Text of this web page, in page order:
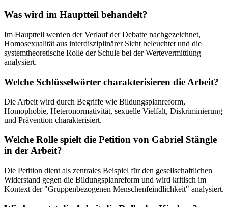
Was wird im Hauptteil behandelt?
Im Hauptteil werden der Verlauf der Debatte nachgezeichnet,
Homosexualität aus interdisziplinärer Sicht beleuchtet und die
systemtheoretische Rolle der Schule bei der Wertevermittlung
analysiert.
Welche Schlüsselwörter charakterisieren die Arbeit?
Die Arbeit wird durch Begriffe wie Bildungsplanreform,
Homophobie, Heteronormativität, sexuelle Vielfalt, Diskriminierung
und Prävention charakterisiert.
Welche Rolle spielt die Petition von Gabriel Stängle
in der Arbeit?
Die Petition dient als zentrales Beispiel für den gesellschaftlichen
Widerstand gegen die Bildungsplanreform und wird kritisch im
Kontext der "Gruppenbezogenen Menschenfeindlichkeit" analysiert.